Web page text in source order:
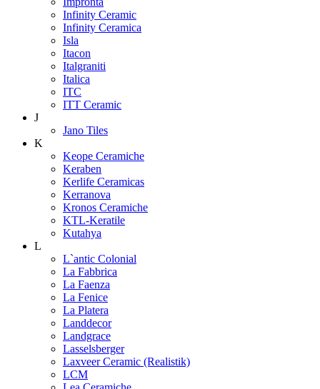
Infinity Ceramic
Infinity Ceramica
Isla
Itacon
Italgraniti
Italica
ITC
ITT Ceramic
J
Jano Tiles
K
Keope Ceramiche
Keraben
Kerlife Ceramicas
Kerranova
Kronos Ceramiche
KTL-Keratile
Kutahya
L
L`antic Colonial
La Fabbrica
La Faenza
La Fenice
La Platera
Landdecor
Landgrace
Lasselsberger
Laxveer Ceramic (Realistik)
LCM